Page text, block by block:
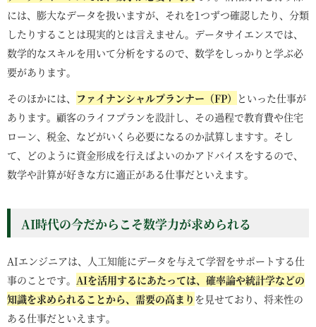
には、膨大なデータを扱いますが、それを1つずつ確認したり、分類
したりすることは現実的とは言えません。データサイエンスでは、
数学的なスキルを用いて分析をするので、数学をしっかりと学ぶ必
要があります。
そのほかには、 ファイナンシャルプランナー（FP） といった仕事が
あります。顧客のライフプランを設計し、その過程で教育費や住宅
ローン、税金、などがいくら必要になるのか試算しますす。そし
て、どのように資金形成を行えばよいのかアドバイスをするので、
数学や計算が好きな方に適正がある仕事だといえます。
AI時代の今だからこそ数学力が求められる
AIエンジニアは、人工知能にデータを与えて学習をサポートする仕
事のことです。 AIを活用するにあたっては、確率論や統計学などの
知識を求められることから、需要の高まり を見せており、将来性の
ある仕事だといえます。